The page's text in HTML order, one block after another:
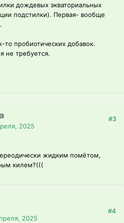
дождевых экваториальных
подстилки). Первая- вообще
то пробиотических добавок.
не требуется.
2025
#3
жидким помётом,
килем?(((
2025
#4